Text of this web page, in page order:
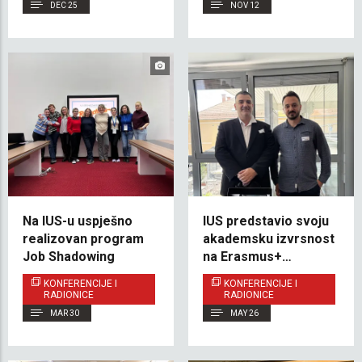
DEC 25 NOV 12
Na IUS-u uspješno
realizovan program
Job Shadowing
KONFERENCIJE I
RADIONICE
MAR 30
IUS predstavio svoju
akademsku izvrsnost
na Erasmus+
International
Academic Weeku u
Ljubljani
KONFERENCIJE I
RADIONICE
MAY 26